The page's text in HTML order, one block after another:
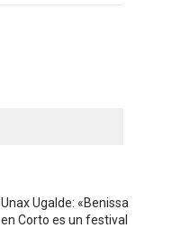
Unax Ugalde: «Benissa
en Corto es un festival